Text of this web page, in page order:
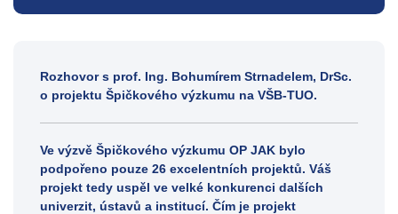
Rozhovor s prof. Ing. Bohumírem Strnadelem, DrSc.
o projektu Špičkového výzkumu na VŠB-TUO.
Ve výzvě Špičkového výzkumu OP JAK bylo
podpořeno pouze 26 excelentních projektů. Váš
projekt tedy uspěl ve velké konkurenci dalších
univerzit, ústavů a institucí. Čím je projekt